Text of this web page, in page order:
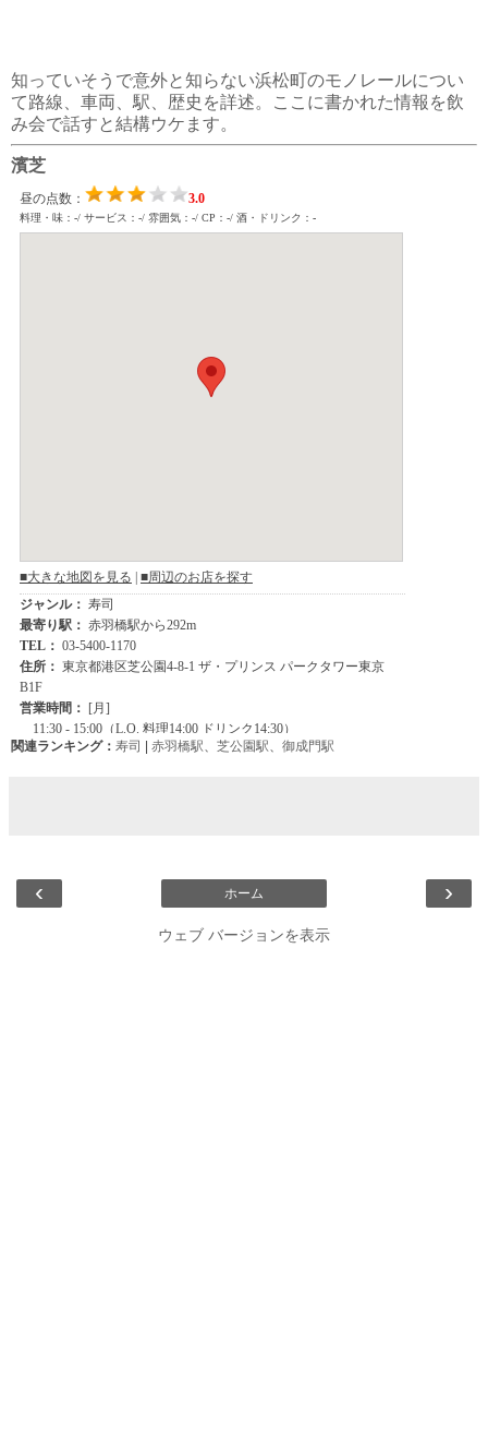
知っていそうで意外と知らない浜松町のモノレールについ
て路線、車両、駅、歴史を詳述。ここに書かれた情報を飲
み会で話すと結構ウケます。
濱芝
関連ランキング： 寿司 | 赤羽橋駅 芝公園駅 御成門駅
‹ ›
ホーム
ウェブ バージョンを表示